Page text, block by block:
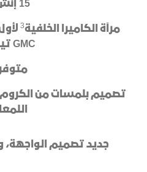
15 إنش
مرآة الكاميرا الخلفية3
GMC تيرين
تصميم بلمسات من
جديد تصميم الواجهة،